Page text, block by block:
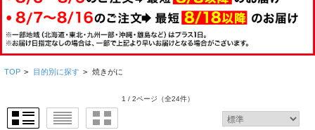
TOP > 目的別に探す > 焼きがに
1 / 2ページ （全24件）